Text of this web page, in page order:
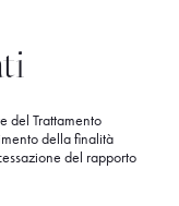
del Trattamento
della finalità
del rapporto